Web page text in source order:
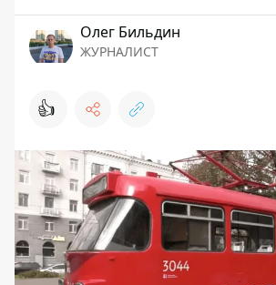
Олег Бильдин
ЖУРНАЛИСТ
👍